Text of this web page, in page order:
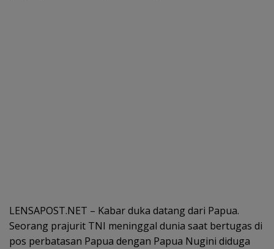
LENSAPOST.NET – Kabar duka datang dari Papua.
Seorang prajurit TNI meninggal dunia saat bertugas di
pos perbatasan Papua dengan Papua Nugini diduga